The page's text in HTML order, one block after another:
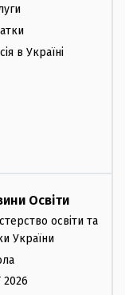
в Україні
Освіти
освіти та
України